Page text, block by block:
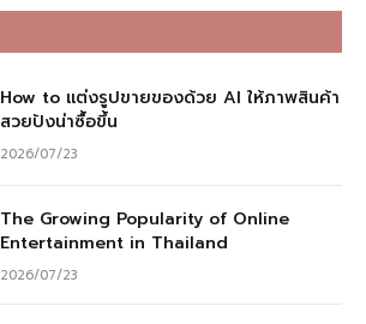
How to แต่งรูปขายของด้วย AI ให้ภาพสินค้า
สวยปังน่าซื้อขึ้น
2026/07/23
The Growing Popularity of Online
Entertainment in Thailand
2026/07/23